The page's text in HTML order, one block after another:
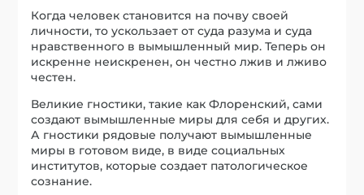
Когда человек становится на почву своей
личности, то ускользает от суда разума и суда
нравственного в вымышленный мир. Теперь он
искренне неискренен, он честно лжив и лживо
честен.
Великие гностики, такие как Флоренский, сами
создают вымышленные миры для себя и других.
А гностики рядовые получают вымышленные
миры в готовом виде, в виде социальных
институтов, которые создает патологическое
сознание.